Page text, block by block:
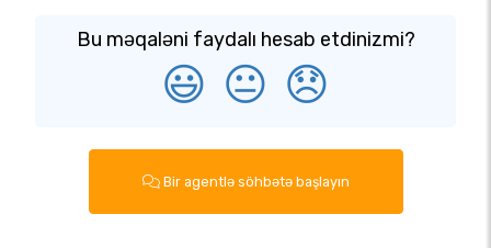
Bu məqaləni faydalı hesab etdinizmi?
😃 😐 😞
Bir agentlə söhbətə başlayın